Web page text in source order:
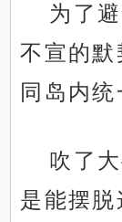
为了
不宣的
同岛内统
吹了
是能摆